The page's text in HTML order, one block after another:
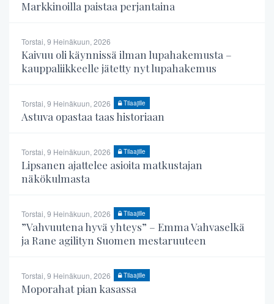
Markkinoilla paistaa perjantaina
Torstai, 9 Heinäkuun, 2026
Kaivuu oli käynnissä ilman lupahakemusta –
kauppaliikkeelle jätetty nyt lupahakemus
Torstai, 9 Heinäkuun, 2026 Tilaajille
Astuva opastaa taas historiaan
Torstai, 9 Heinäkuun, 2026 Tilaajille
Lipsanen ajattelee asioita matkustajan
näkökulmasta
Torstai, 9 Heinäkuun, 2026 Tilaajille
”Vahvuutena hyvä yhteys” – Emma Vahvaselkä
ja Rane agilityn Suomen mestaruuteen
Torstai, 9 Heinäkuun, 2026 Tilaajille
Moporahat pian kasassa